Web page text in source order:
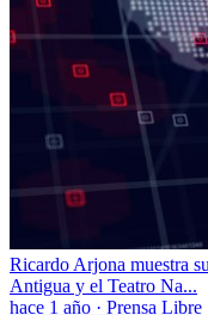
Ricardo Arjona muestra
Antigua y el Teatro Na...
hace 1 año · Prensa Libre